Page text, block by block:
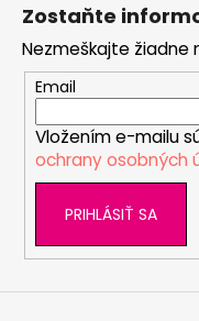
Zostaňte
Nezmeškajte žiadne
Email
Vložením e-mailu
ochrany osobných
PRIHLÁSIŤ SA